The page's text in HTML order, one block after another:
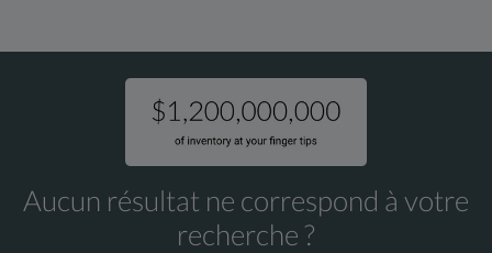
Aucun résultat ne correspond à votre
recherche ?